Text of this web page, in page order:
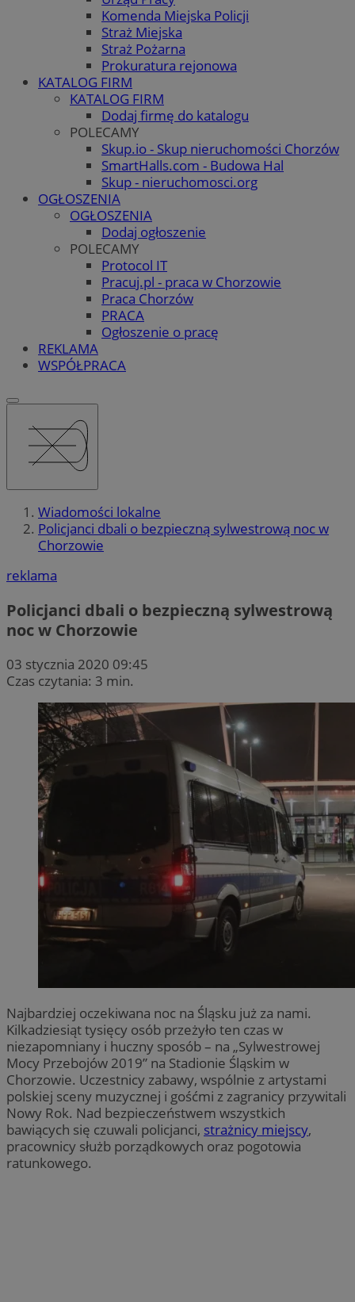
Komenda Miejska Policji
Straż Miejska
Straż Pożarna
Prokuratura rejonowa
KATALOG FIRM
KATALOG FIRM
Dodaj firmę do katalogu
POLECAMY
Skup.io - Skup nieruchomości Chorzów
SmartHalls.com - Budowa Hal
Skup - nieruchomosci.org
OGŁOSZENIA
OGŁOSZENIA
Dodaj ogłoszenie
POLECAMY
Protocol IT
Pracuj.pl - praca w Chorzowie
Praca Chorzów
PRACA
Ogłoszenie o pracę
REKLAMA
WSPÓŁPRACA
Wiadomości lokalne
Policjanci dbali o bezpieczną sylwestrową noc w
Chorzowie
reklama
Policjanci dbali o bezpieczną sylwestrową
noc w Chorzowie
03 stycznia 2020 09:45
Czas czytania: 3 min.
Najbardziej oczekiwana noc na Śląsku już za nami.
Kilkadziesiąt tysięcy osób przeżyło ten czas w
niezapomniany i huczny sposób – na „Sylwestrowej
Mocy Przebojów 2019” na Stadionie Śląskim w
Chorzowie. Uczestnicy zabawy, wspólnie z artystami
polskiej sceny muzycznej i gośćmi z zagranicy przywitali
Nowy Rok. Nad bezpieczeństwem wszystkich
bawiących się czuwali policjanci, strażnicy miejscy,
pracownicy służb porządkowych oraz pogotowia
ratunkowego.